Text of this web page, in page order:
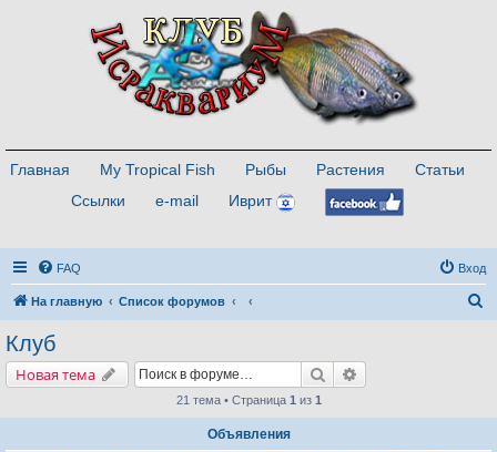
Главная My Tropical Fish Рыбы Растения
Статьи
Ссылки
e-mail Иврит
FAQ Вход
На главную Список форумов
Клуб
Новая тема Поиск
21 тема • Страница 1 из 1
Объявления